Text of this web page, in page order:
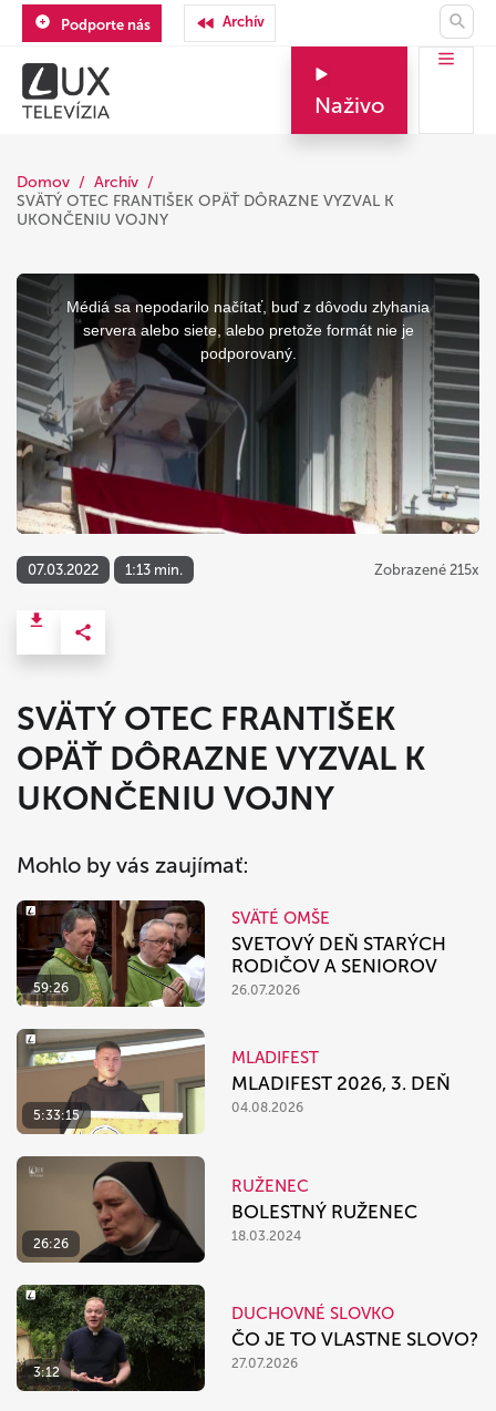
Podporte nás Archív
Naživo
Domov
Archív
SVÄTÝ OTEC FRANTIŠEK OPÄŤ DÔRAZNE VYZVAL K
UKONČENIU VOJNY
This
a
modal
window.
Médiá sa nepodarilo načítať, buď z dôvodu zlyhania
servera alebo siete, alebo pretože formát nie je
podporovaný.
07.03.2022 1:13 min. Zobrazené 215x
SVÄTÝ OTEC FRANTIŠEK
OPÄŤ DÔRAZNE VYZVAL K
UKONČENIU VOJNY
Mohlo by vás zaujímať:
59:26
SVÄTÉ OMŠE
SVETOVÝ DEŇ STARÝCH
RODIČOV A SENIOROV
26.07.2026
5:33:15
MLADIFEST
MLADIFEST 2026, 3. DEŇ
04.08.2026
26:26
RUŽENEC
BOLESTNÝ RUŽENEC
18.03.2024
3:12
DUCHOVNÉ SLOVKO
ČO JE TO VLASTNE SLOVO?
27.07.2026